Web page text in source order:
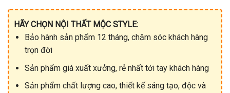
HÃY CHỌN NỘI THẤT MỘC STYLE:
Bảo hành sản phẩm 12 tháng, chăm sóc khách hàng
trọn đời
Sản phẩm giá xuất xưởng, rẻ nhất tới tay khách hàng
Sản phẩm chất lượng cao, thiết kế sáng tạo, độc và